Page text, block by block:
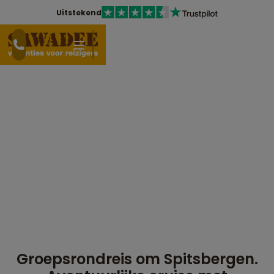
Uitstekend
Groepsrondreis om Spitsbergen.